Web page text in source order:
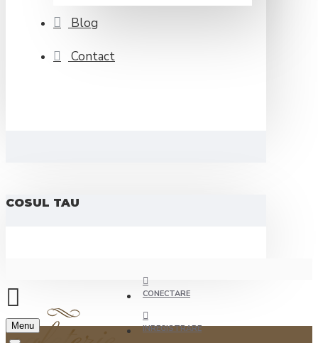
Blog
Contact
COSUL TAU
CONECTARE
INREGISTRARE
Menu